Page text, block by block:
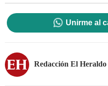
Unirme al
Redacción El Heraldo